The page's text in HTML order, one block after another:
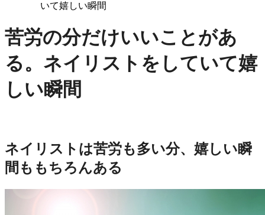
いて嬉しい瞬間
苦労の分だけいいことがあ
る。ネイリストをしていて嬉
しい瞬間
ネイリストは苦労も多い分、嬉しい瞬
間ももちろんある